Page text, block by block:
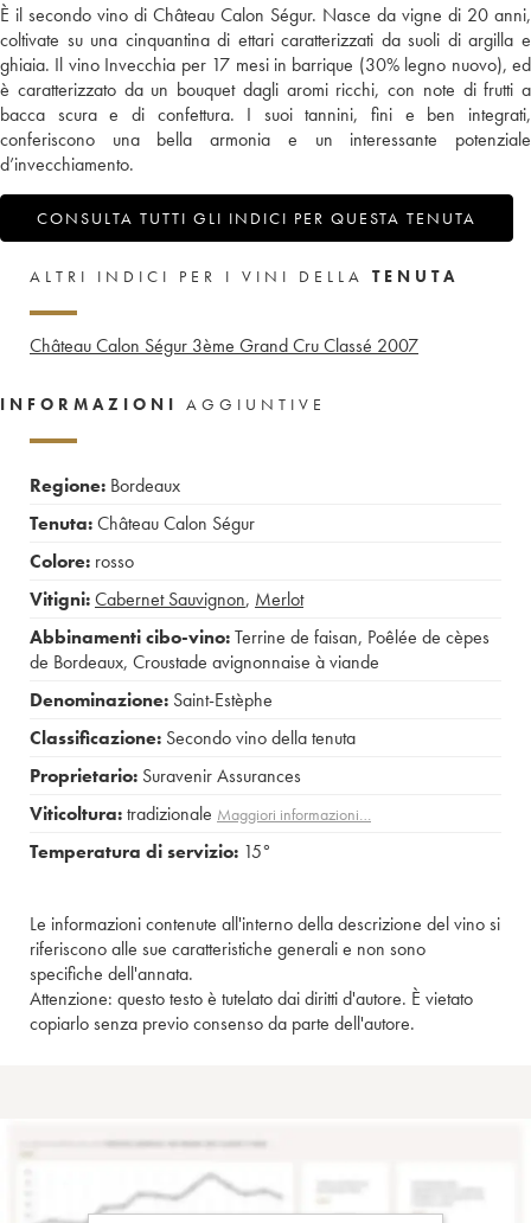
È il secondo vino di Château Calon Ségur. Nasce da vigne di 20 anni,
coltivate su una cinquantina di ettari caratterizzati da suoli di argilla e
ghiaia. Il vino Invecchia per 17 mesi in barrique (30% legno nuovo), ed
è caratterizzato da un bouquet dagli aromi ricchi, con note di frutti a
bacca scura e di confettura. I suoi tannini, fini e ben integrati,
conferiscono una bella armonia e un interessante potenziale
d’invecchiamento.
CONSULTA TUTTI GLI INDICI PER QUESTA TENUTA
ALTRI INDICI PER I VINI DELLA TENUTA
Château Calon Ségur 3ème Grand Cru Classé 2007
INFORMAZIONI AGGIUNTIVE
Regione: Bordeaux
Tenuta:Château Calon Ségur
Colore: rosso
Vitigni:Cabernet Sauvignon, Merlot
Abbinamenti cibo-vino:Terrine de faisan, Poêlée de cèpes
de Bordeaux, Croustade avignonnaise à viande
Denominazione: Saint-Estèphe
Classificazione: Secondo vino della tenuta
Proprietario: Suravenir Assurances
Viticoltura:tradizionale Maggiori informazioni…
Temperatura di servizio: 15°
Le informazioni contenute all'interno della descrizione del vino si
riferiscono alle sue caratteristiche generali e non sono
specifiche dell'annata.
Attenzione: questo testo è tutelato dai diritti d'autore. È vietato
copiarlo senza previo consenso da parte dell'autore.